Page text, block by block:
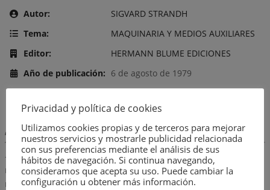
Autor:
SIGVARD STRANDH
Tema:
MAQUINARIA Y MEDIOS AUXILIARES
Editor:
HERMANN BLUME EDICIONES
Año de publicación: 6 de agosto de 1979
Descripción:
-Sin instrumentos, no hay máquinas.-Elementos de las
máquinas y máquinas elementales.-Del instrumento manual al
robot industrial. -Motores primarios I.-Motores primarios II.-
Privacidad y política de cookies
Utilizamos cookies propias y de terceros para mejorar
nuestros servicios y mostrarle publicidad relacionada
con sus preferencias mediante el análisis de sus
hábitos de navegación. Si continua navegando,
consideramos que acepta su uso. Puede cambiar la
configuración u obtener más información.